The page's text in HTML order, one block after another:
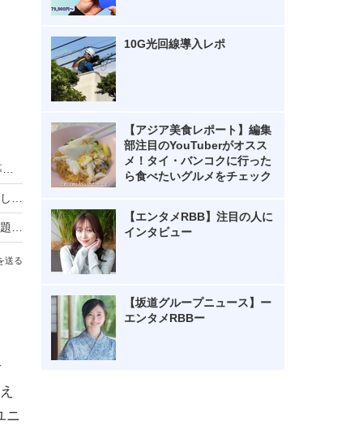
送る
ニ
10G光回線導入レポ
【アジア美食レポート】編集
部注目のYouTuberがオスス
メ！タイ・バンコクに行った
ら食べたいグルメをチェック
【エンタメRBB】注目の人に
インタビュー
【坂道グループニュース】ー
エンタメRBBー